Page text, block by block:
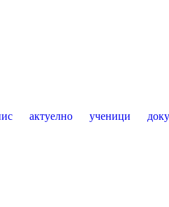
актуелно ученици